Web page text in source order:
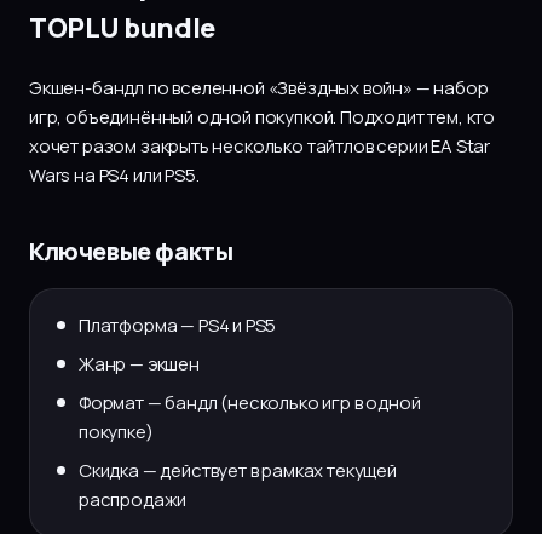
TOPLU bundle
Экшен-бандл по вселенной «Звёздных войн» — набор
игр, объединённый одной покупкой. Подходит тем, кто
хочет разом закрыть несколько тайтлов серии EA Star
Wars на PS4 или PS5.
Ключевые факты
Платформа — PS4 и PS5
Жанр — экшен
Формат — бандл (несколько игр в одной
покупке)
Скидка — действует в рамках текущей
распродажи